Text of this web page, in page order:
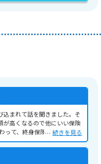
込まれて話を聞きました。そ
が高くなるので他にいい保険
って、終身保険だったのでこ
続きを見る